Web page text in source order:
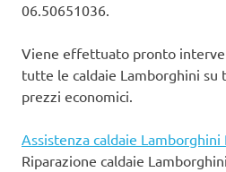
06.50651036.
Viene effettuato pronto
tutte le caldaie Lamborghini su
prezzi economici.
Assistenza caldaie Lamborghini
Riparazione caldaie